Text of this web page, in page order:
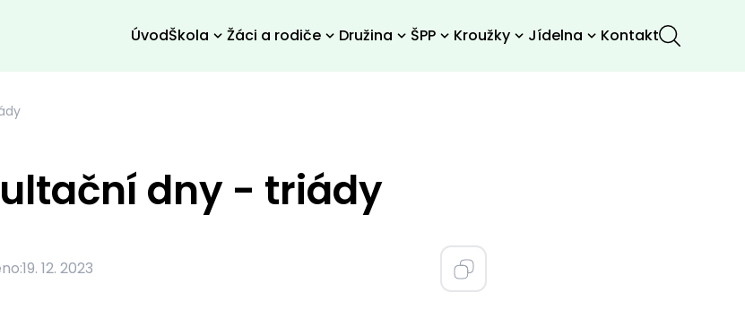
ÚvodŠkola Žáci a rodiče Družina ŠPP Kroužky Jídelna Kontakt
dny - triády
19. 12. 2023